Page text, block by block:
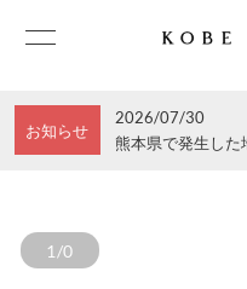
お知らせ
2026/07/30
熊本県で発生し
1/0